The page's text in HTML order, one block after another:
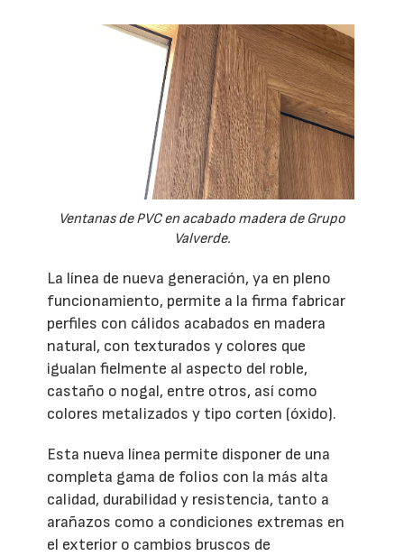
Ventanas de PVC en acabado madera de Grupo
Valverde.
La línea de nueva generación, ya en pleno
funcionamiento, permite a la firma fabricar
perfiles con cálidos acabados en madera
natural, con texturados y colores que
igualan fielmente al aspecto del roble,
castaño o nogal, entre otros, así como
colores metalizados y tipo corten (óxido).
Esta nueva línea permite disponer de una
completa gama de folios con la más alta
calidad, durabilidad y resistencia, tanto a
arañazos como a condiciones extremas en
el exterior o cambios bruscos de